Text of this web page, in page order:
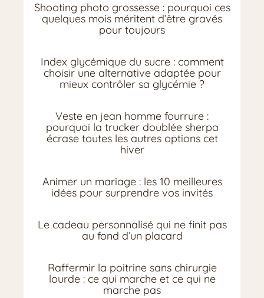
Shooting photo grossesse : pourquoi ces
quelques mois méritent d’être gravés
pour toujours
Index glycémique du sucre : comment
choisir une alternative adaptée pour
mieux contrôler sa glycémie ?
Veste en jean homme fourrure :
pourquoi la trucker doublée sherpa
écrase toutes les autres options cet
hiver
Animer un mariage : les 10 meilleures
idées pour surprendre vos invités
Le cadeau personnalisé qui ne finit pas
au fond d’un placard
Raffermir la poitrine sans chirurgie
lourde : ce qui marche et ce qui ne
marche pas